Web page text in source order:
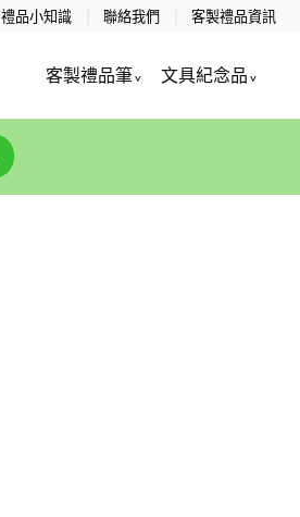
禮品小知識 聯絡我們 客製禮品資訊
客製禮品筆 文具紀念品